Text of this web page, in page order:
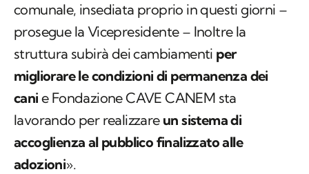
comunale, insediata proprio in questi giorni –
prosegue la Vicepresidente – Inoltre la
struttura subirà dei cambiamenti per
migliorare le condizioni di permanenza dei
cani e Fondazione CAVE CANEM sta
lavorando per realizzare un sistema di
accoglienza al pubblico finalizzato alle
adozioni».